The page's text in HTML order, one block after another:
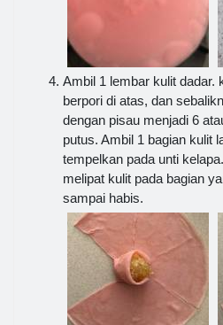
Ambil 1 lembar kulit dadar.
berpori di atas, dan
dengan pisau menjadi 6
putus. Ambil 1 bagian kulit
tempelkan pada unti
melipat kulit pada bagian
sampai habis.